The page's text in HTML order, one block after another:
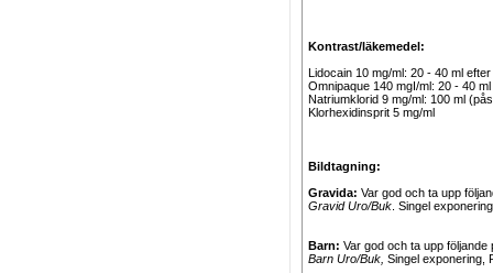
Kontrast/läkemedel:
Lidocain 10 mg/ml: 20 - 40 ml
Omnipaque 140 mgI/ml: 20 - 40 ml
Natriumklorid 9 mg/ml: 100 ml
Klorhexidinsprit 5 mg/ml
Bildtagning:
Gravida: Var god och ta upp
Gravid Uro/Buk . Singel
Barn: Var god och ta upp
Barn Uro/Buk, Singel exponering,